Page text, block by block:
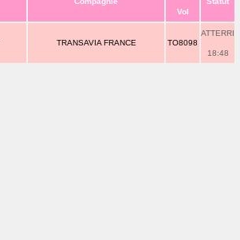
Vol
TRANSAVIA FRANCE TO8098
ATTERRI
18:48